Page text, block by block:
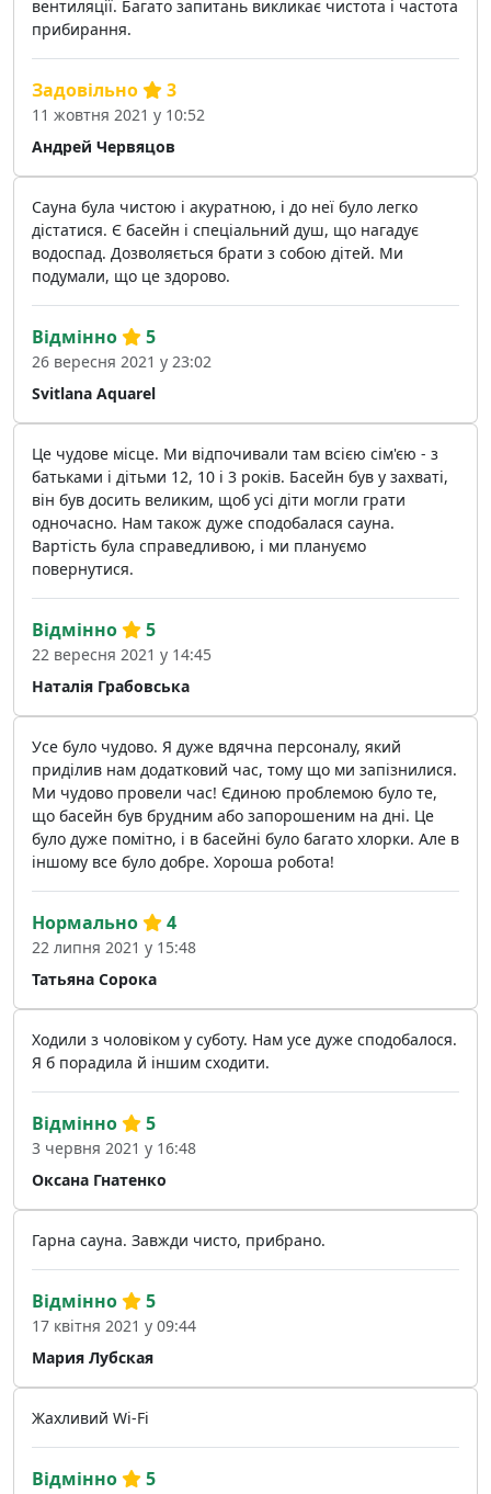
вентиляції. Багато запитань викликає чистота і частота
прибирання.
Андрей Червяцов
Задовільно 3
11 жовтня 2021 у 10:52
Сауна була чистою і акуратною, і до неї було легко
дістатися. Є басейн і спеціальний душ, що нагадує
водоспад. Дозволяється брати з собою дітей. Ми
подумали, що це здорово.
Svitlana Aquarel
Відмінно 5
26 вересня 2021 у 23:02
Це чудове місце. Ми відпочивали там всією сім'єю - з
батьками і дітьми 12, 10 і 3 років. Басейн був у захваті,
він був досить великим, щоб усі діти могли грати
одночасно. Нам також дуже сподобалася сауна.
Вартість була справедливою, і ми плануємо
повернутися.
Наталія Грабовська
Відмінно 5
22 вересня 2021 у 14:45
Усе було чудово. Я дуже вдячна персоналу, який
приділив нам додатковий час, тому що ми запізнилися.
Ми чудово провели час! Єдиною проблемою було те,
що басейн був брудним або запорошеним на дні. Це
було дуже помітно, і в басейні було багато хлорки. Але в
іншому все було добре. Хороша робота!
Татьяна Сорока
Нормально 4
22 липня 2021 у 15:48
Ходили з чоловіком у суботу. Нам усе дуже сподобалося.
Я б порадила й іншим сходити.
Оксана Гнатенко
Відмінно 5
3 червня 2021 у 16:48
Гарна сауна. Завжди чисто, прибрано.
Мария Лубская
Відмінно 5
17 квітня 2021 у 09:44
Жахливий Wi-Fi
Відмінно 5